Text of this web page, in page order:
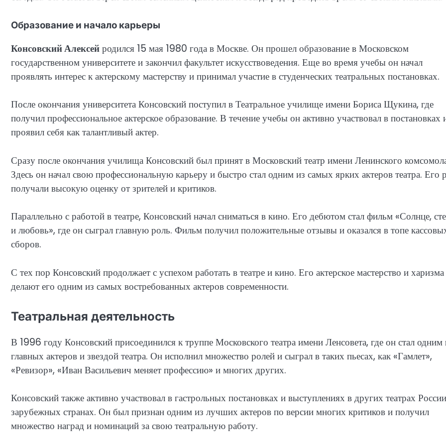
Образование и начало карьеры
Консовский Алексейродился 15 мая 1980 года в Москве. Он прошел образование в Московском
государственном университете и закончил факультет искусствоведения. Еще во время учебы он начал
проявлять интерес к актерскому мастерству и принимал участие в студенческих театральных постановках.
После окончания университета Консовский поступил в Театральное училище имени Бориса Щукина, где
получил профессиональное актерское образование. В течение учебы он активно участвовал в постановках
проявил себя как талантливый актер.
Сразу после окончания училища Консовский был принят в Московский театр имени Ленинского
Здесь он начал свою профессиональную карьеру и быстро стал одним из самых ярких актеров театра. Его
получали высокую оценку от зрителей и критиков.
Параллельно с работой в театре, Консовский начал сниматься в кино. Его дебютом стал фильм «Солнце,
и любовь», где он сыграл главную роль. Фильм получил положительные отзывы и оказался в топе
сборов.
С тех пор Консовский продолжает с успехом работать в театре и кино. Его актерское мастерство и харизма
делают его одним из самых востребованных актеров современности.
Театральная деятельность
В 1996 году Консовский присоединился к труппе Московского театра имени Ленсовета, где он стал одним
главных актеров и звездой театра. Он исполнил множество ролей и сыграл в таких пьесах, как «Гамлет»,
«Ревизор», «Иван Васильевич меняет профессию» и многих других.
Консовский также активно участвовал в гастрольных постановках и выступлениях в других театрах
зарубежных странах. Он был признан одним из лучших актеров по версии многих критиков и получил
множество наград и номинаций за свою театральную работу.